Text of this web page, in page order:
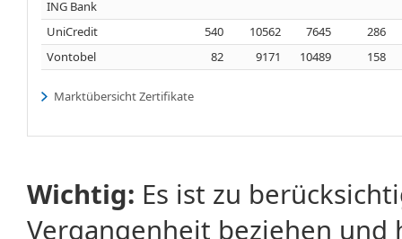
ING Bank
UniCredit
540 10562 7645
286
Vontobel
82 9171 10489 158
Marktübersicht Zertifikate
Wichtig: Es ist zu
Vergangenheit beziehen